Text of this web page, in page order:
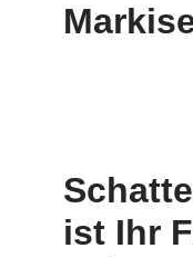
ist Ihr